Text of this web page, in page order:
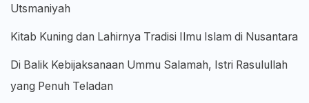
Utsmaniyah
Kitab Kuning dan Lahirnya Tradisi Ilmu Islam di Nusantara
Di Balik Kebijaksanaan Ummu Salamah, Istri Rasulullah
yang Penuh Teladan